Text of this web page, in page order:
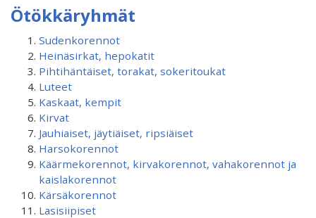
Ötökkäryhmät
Sudenkorennot
Heinäsirkat, hepokatit
Pihtihäntäiset, torakat, sokeritoukat
Luteet
Kaskaat, kempit
Kirvat
Jauhiaiset, jäytiäiset, ripsiäiset
Harsokorennot
Käärmekorennot, kirvakorennot, vahakorennot ja
kaislakorennot
Kärsäkorennot
Lasisiipiset